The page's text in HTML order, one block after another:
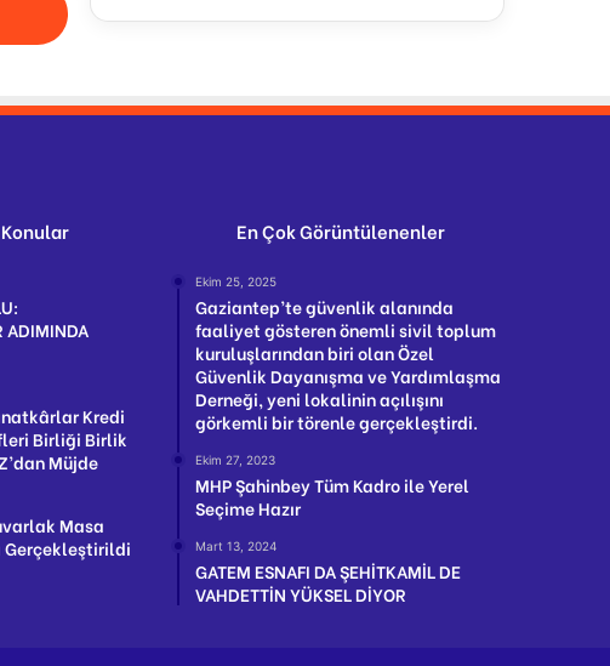
ADIMINDA
Kredi
Birliği Birlik
Müjde
Masa
Gerçekleştirildi
En Çok Görüntülenenler
Ekim 25, 2025
Gaziantep’te güvenlik alanında
faaliyet gösteren önemli sivil toplum
kuruluşlarından biri olan Özel
Güvenlik Dayanışma ve Yardımlaşma
Derneği, yeni lokalinin açılışını
görkemli bir törenle gerçekleştirdi.
Ekim 27, 2023
MHP Şahinbey Tüm Kadro ile Yerel
Seçime Hazır
Mart 13, 2024
GATEM ESNAFI DA ŞEHİTKAMİL DE
VAHDETTİN YÜKSEL DİYOR